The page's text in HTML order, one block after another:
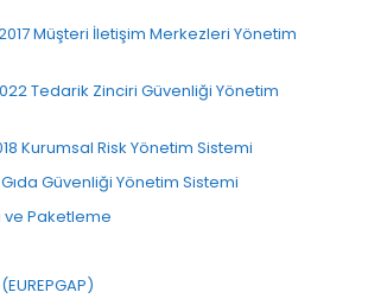
Müşteri İletişim Merkezleri Yönetim
Tedarik Zinciri Güvenliği Yönetim
Kurumsal Risk Yönetim Sistemi
Güvenliği Yönetim Sistemi
ve Paketleme